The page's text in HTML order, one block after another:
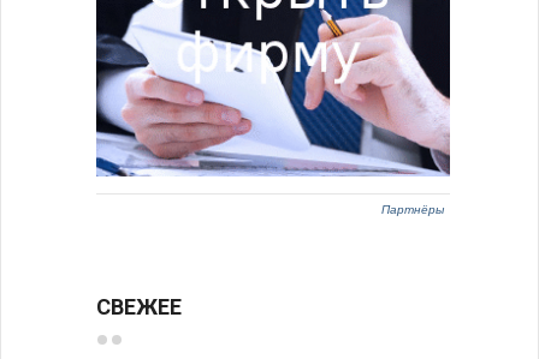
Партнёры
СВЕЖЕЕ